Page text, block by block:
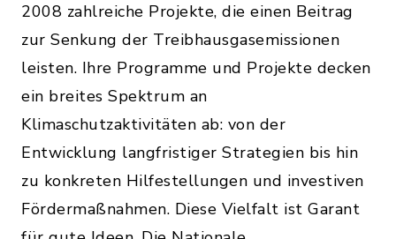
2008 zahlreiche Projekte, die einen Beitrag
zur Senkung der Treibhausgasemissionen
leisten. Ihre Programme und Projekte decken
ein breites Spektrum an
Klimaschutzaktivitäten ab: von der
Entwicklung langfristiger Strategien bis hin
zu konkreten Hilfestellungen und investiven
Fördermaßnahmen. Diese Vielfalt ist Garant